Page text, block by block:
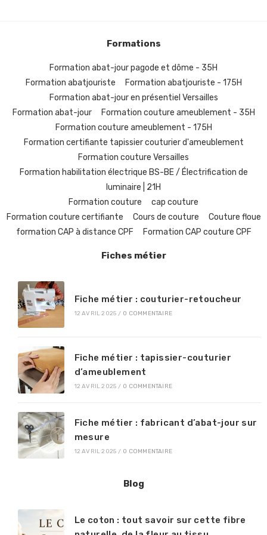
Formations
Formation abat-jour pagode et dôme - 35H
Formation abatjouriste
Formation abatjouriste - 175H
Formation abat-jour en présentiel Versailles
Formation abat-jour
Formation couture ameublement - 35H
Formation couture ameublement - 175H
Formation certifiante tapissier couturier d'ameublement
Formation couture Versailles
Formation habilitation électrique BS-BE / Électrification de
luminaire | 21H
Formation couture
cap couture
Formation couture certifiante
Cours de couture
Couture floue
formation CAP à distance CPF
Formation CAP couture CPF
Fiches métier
Fiche métier : couturier-retoucheur
12 AVRIL 2025 / 0 COMMENTAIRE
Fiche métier : tapissier-couturier
d’ameublement
12 AVRIL 2025 / 0 COMMENTAIRE
Fiche métier : fabricant d’abat-jour sur
mesure
12 AVRIL 2025 / 0 COMMENTAIRE
Blog
Le coton : tout savoir sur cette fibre